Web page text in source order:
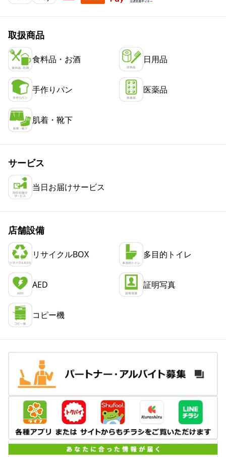
取扱商品
食料品・お酒 日用品
手作りパン 医薬品
肌着・靴下
サービス
当日お届けサービス
店舗設備
リサイクルBOX 多目的トイレ
AED 証明写真
コピー機